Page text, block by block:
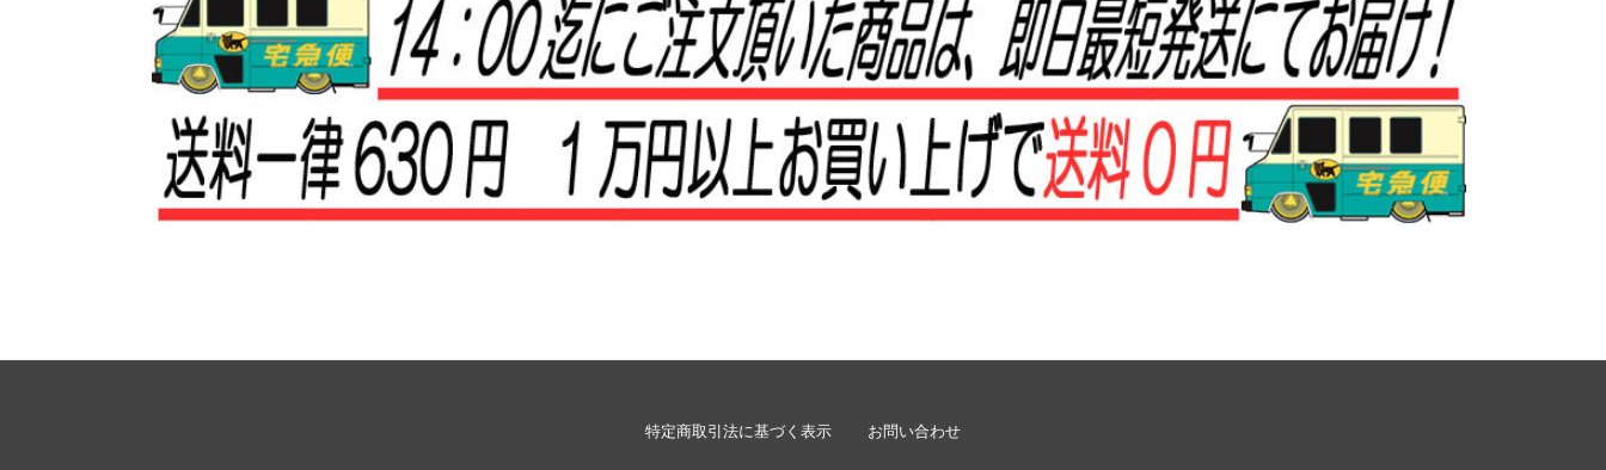
特定商取引法に基づく表示 お問い合わせ